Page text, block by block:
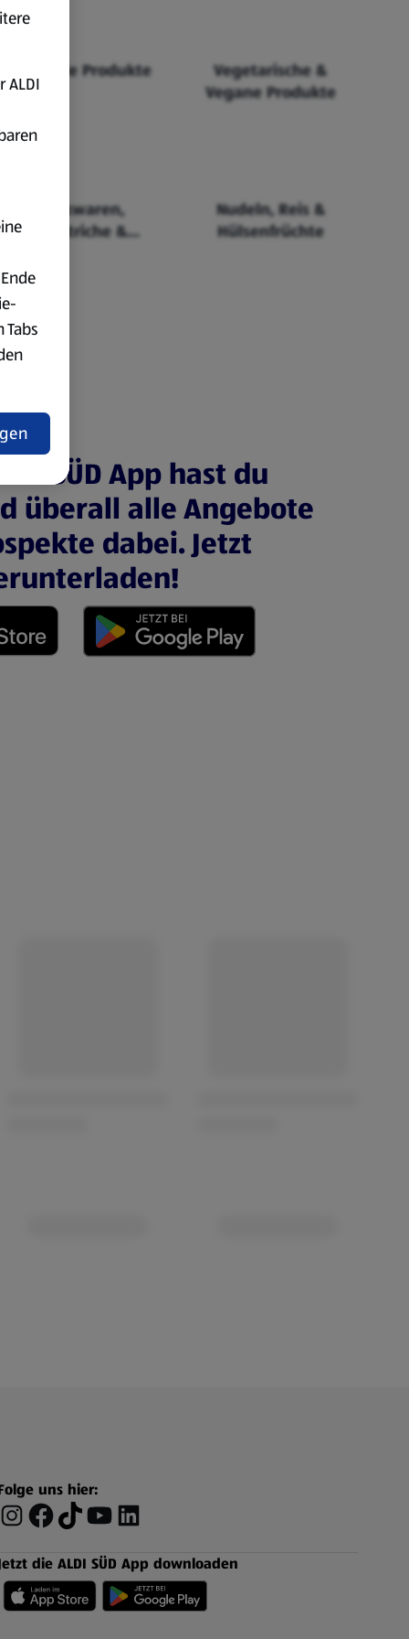
Fairtrade Produkte
Vegetarische &
Vegane Produkte
Backwaren,
Aufstriche &
Nudeln, Reis &
Hülsenfrüchte
SÜD App hast du
überall alle Angebote
dabei. Jetzt
uns hier:
die ALDI SÜD App downloaden
ALDI